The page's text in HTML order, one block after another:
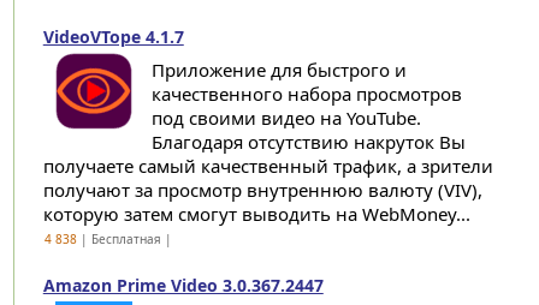
VideoVTope 4.1.7
Приложение для быстрого и
качественного набора просмотров
под своими видео на YouTube.
Благодаря отсутствию накруток Вы
получаете самый качественный трафик, а зрители
получают за просмотр внутреннюю валюту (VIV),
которую затем смогут выводить на WebMoney...
4 838| Бесплатная |
Amazon Prime Video 3.0.367.2447